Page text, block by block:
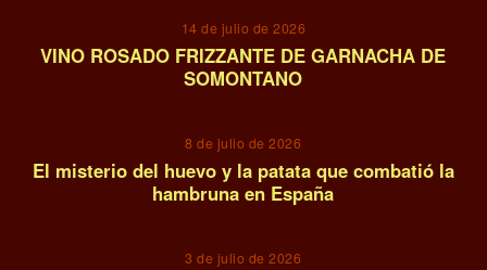
14 de julio de 2026
VINO ROSADO FRIZZANTE DE GARNACHA DE
SOMONTANO
8 de julio de 2026
El misterio del huevo y la patata que combatió la
hambruna en España
3 de julio de 2026